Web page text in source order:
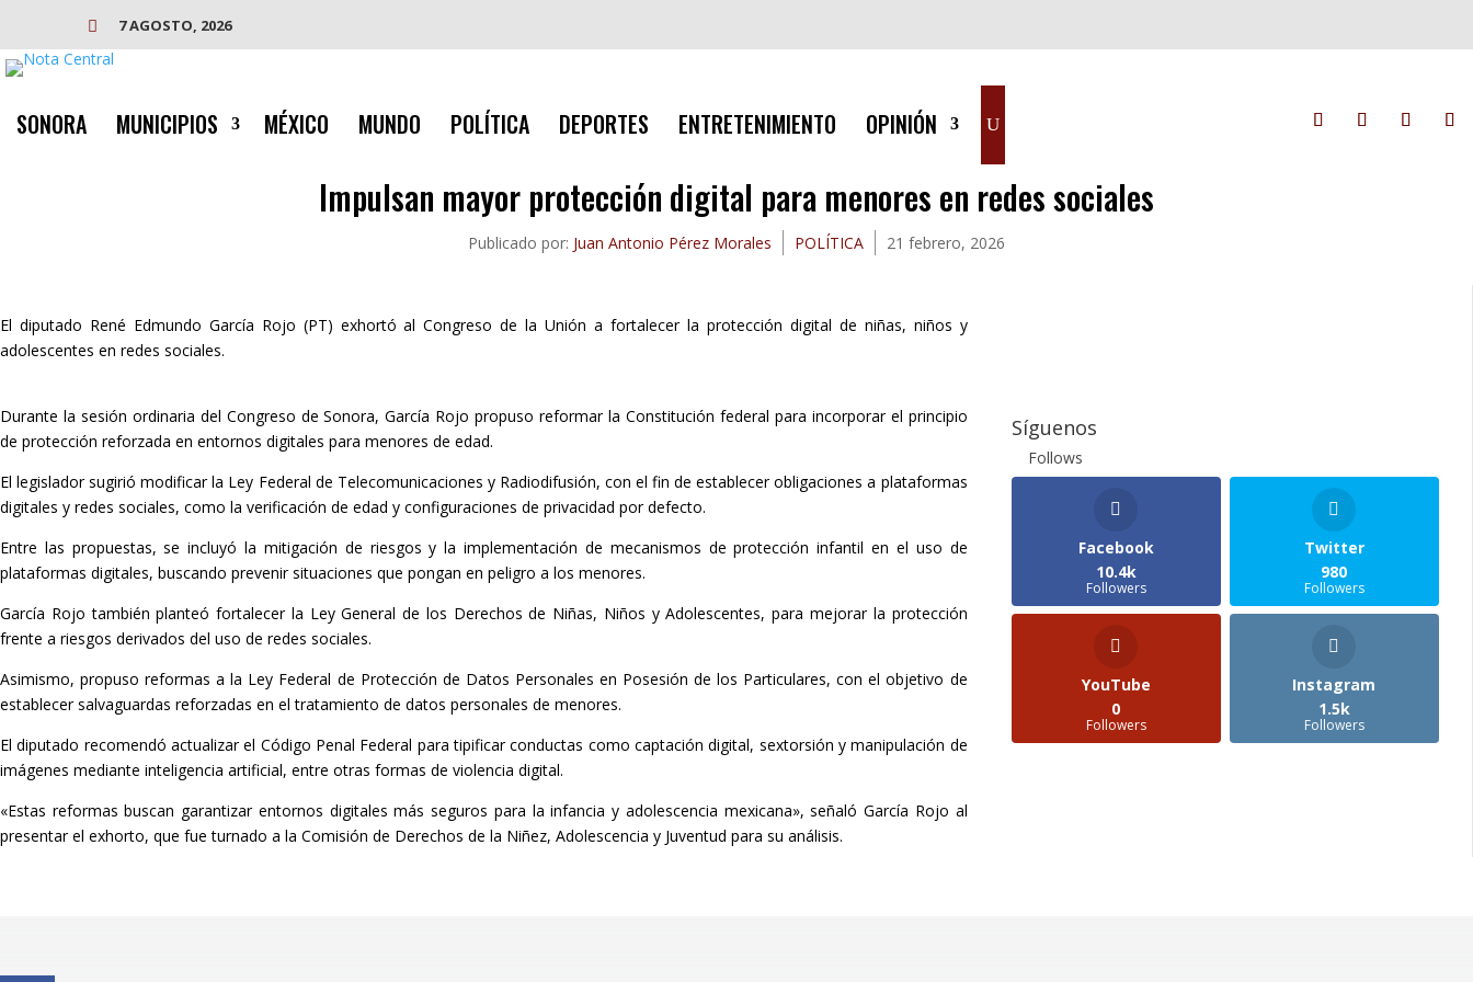
 7 AGOSTO, 2026
SONORA MUNICIPIOS MÉXICO MUNDO POLÍTICA DEPORTES ENTRETENIMIENTO OPINIÓN
Impulsan mayor protección digital para menores en redes sociales
Publicado por: Juan Antonio Pérez Morales POLÍTICA 21 febrero, 2026
El diputado René Edmundo García Rojo (PT) exhortó al Congreso de la Unión a fortalecer la protección digital de niñas, niños y
adolescentes en redes sociales.
Durante la sesión ordinaria del Congreso de Sonora, García Rojo propuso reformar la Constitución federal para incorporar el principio
de protección reforzada en entornos digitales para menores de edad.
El legislador sugirió modificar la Ley Federal de Telecomunicaciones y Radiodifusión, con el fin de establecer obligaciones a plataformas
digitales y redes sociales, como la verificación de edad y configuraciones de privacidad por defecto.
Entre las propuestas, se incluyó la mitigación de riesgos y la implementación de mecanismos de protección infantil en el uso de
plataformas digitales, buscando prevenir situaciones que pongan en peligro a los menores.
García Rojo también planteó fortalecer la Ley General de los Derechos de Niñas, Niños y Adolescentes, para mejorar la protección
frente a riesgos derivados del uso de redes sociales.
Asimismo, propuso reformas a la Ley Federal de Protección de Datos Personales en Posesión de los Particulares, con el objetivo de
establecer salvaguardas reforzadas en el tratamiento de datos personales de menores.
El diputado recomendó actualizar el Código Penal Federal para tipificar conductas como captación digital, sextorsión y manipulación de
imágenes mediante inteligencia artificial, entre otras formas de violencia digital.
«Estas reformas buscan garantizar entornos digitales más seguros para la infancia y adolescencia mexicana», señaló García Rojo al
presentar el exhorto, que fue turnado a la Comisión de Derechos de la Niñez, Adolescencia y Juventud para su análisis.
Síguenos
Follows
Facebook
10.4k
Followers
Twitter
980
Followers
YouTube
0
Followers
Instagram
1.5k
Followers